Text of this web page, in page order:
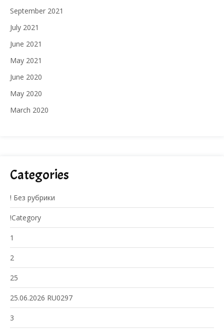
September 2021
July 2021
June 2021
May 2021
June 2020
May 2020
March 2020
Categories
! Без рубрики
!Category
1
2
25
25.06.2026 RU0297
3